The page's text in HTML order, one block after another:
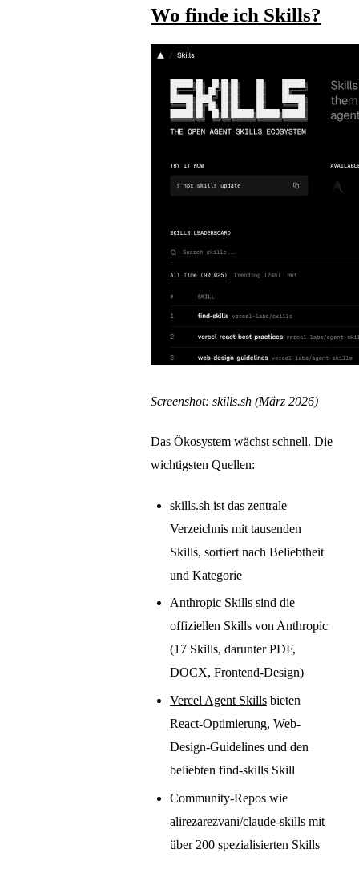
Wo finde ich Skills?
Screenshot: skills.sh (März 2026)
Das Ökosystem wächst schnell. Die
wichtigsten Quellen:
skills.sh ist das zentrale
Verzeichnis mit tausenden
Skills, sortiert nach Beliebtheit
und Kategorie
Anthropic Skills sind die
offiziellen Skills von Anthropic
(17 Skills, darunter PDF,
DOCX, Frontend-Design)
Vercel Agent Skills bieten
React-Optimierung, Web-
Design-Guidelines und den
beliebten find-skills Skill
Community-Repos wie
alirezarezvani/claude-skills mit
über 200 spezialisierten Skills